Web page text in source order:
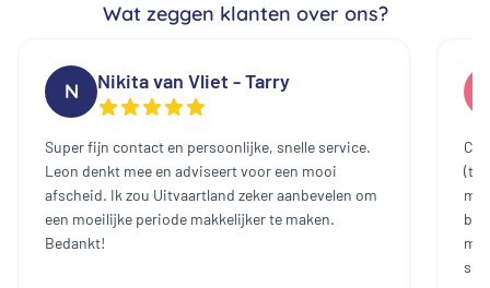
Wat zeggen klanten over ons?
N Nikita van Vliet - Tarry
Super fijn contact en persoonlijke, snelle service.
Leon denkt mee en adviseert voor een mooi
afscheid. Ik zou Uitvaartland zeker aanbevelen om
een moeilijke periode makkelijker te maken.
Bedankt!